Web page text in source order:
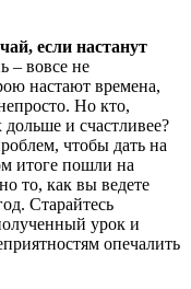
если настанут
– вовсе не
настают времена,
Но кто,
и счастливее?
чтобы дать на
итоге пошли на
то, как вы ведете
Старайтесь
урок и
опечалить